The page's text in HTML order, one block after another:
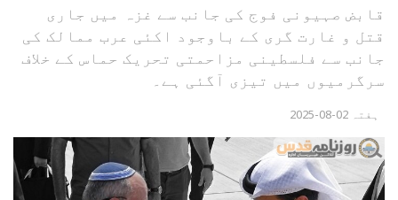
قابض صہیونی فوج کی جانب سے غزہ میں جاری
قتل و غارت گری کے باوجود اکئی عرب ممالک کی
جانب سے فلسطینی مزاحمتی تحریک حماس کے خلاف
سرگرمیوں میں تیزی آگئی ہے۔
ہفتہ 02-08-2025